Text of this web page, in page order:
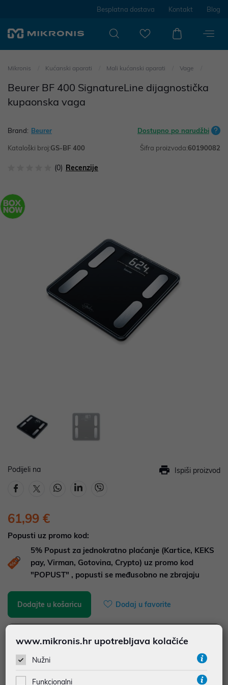
Besplatna dostava Kontakt Blog
Mikronis Kućanski aparati Mali kućanski aparati Vage
Beurer BF 400 SignatureLine dijagnostička
kupaonska vaga
Brand: Beurer Dostupno po narudžbi
Kataloški broj:GS-BF 400 Šifra proizvoda:60190082
(0) Recenzije
Podijeli na Ispiši proizvod
61,99 €
Popusti uz promo kod:
5% Popust za jednokratno plaćanje (Kartice, KEKS
pay, Virman, Gotovina, Crypto) uz promo kod
"POPUST" , popusti se međusobno ne zbrajaju
Dodajte u košaricu Dodaj u favorite
www.mikronis.hr upotrebljava kolačiće
Nužni
Funkcionalni